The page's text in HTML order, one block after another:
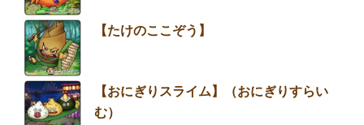
【たけのここぞう】
【おにぎりスライム】（おにぎりすらい
む）